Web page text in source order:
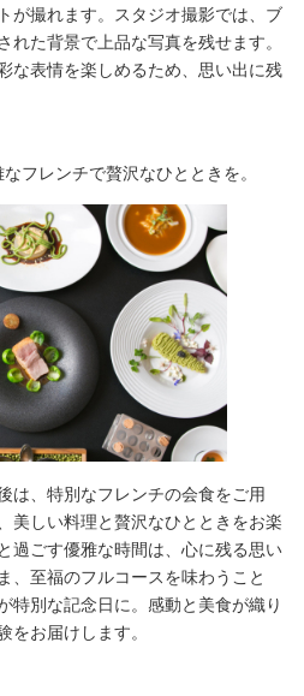
が撮れます。スタジオ撮影では、ブ
れた背景で上品な写真を残せます。
な表情を楽しめるため、思い出に残
フレンチで贅沢なひとときを。
は、特別なフレンチの会食をご用
美しい料理と贅沢なひとときをお楽
過ごす優雅な時間は、心に残る思い
、至福のフルコースを味わうこと
特別な記念日に。感動と美食が織り
をお届けします。